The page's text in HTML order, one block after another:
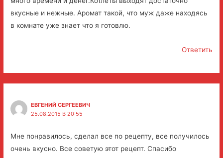
вкусные и нежные. Аромат такой, что муж даже находясь
в комнате уже знает что я готовлю.
Ответить
ЕВГЕНИЙ СЕРГЕЕВИЧ
25.08.2015 В 20:55
Мне понравилось, сделал все по рецепту, все получилось
очень вкусно. Все советую этот рецепт. Спасибо